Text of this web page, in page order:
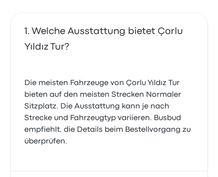
Welche Ausstattung bietet Çorlu
Yıldız Tur?
Die meisten Fahrzeuge von Çorlu Yıldız Tur
bieten auf den meisten Strecken Normaler
Sitzplatz. Die Ausstattung kann je nach
Strecke und Fahrzeugtyp variieren. Busbud
empfiehlt, die Details beim Bestellvorgang zu
überprüfen.